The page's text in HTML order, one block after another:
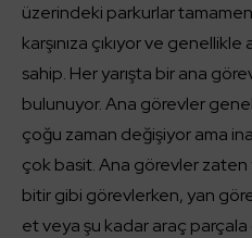
üzerindeki parkurlar
karşınıza çıkıyor ve
sahip. Her yarışta bir ana
bulunuyor. Ana görevler
çoğu zaman değişiyor ama
çok basit. Ana görevler zaten
bitir gibi görevlerken, yan
et veya şu kadar araç